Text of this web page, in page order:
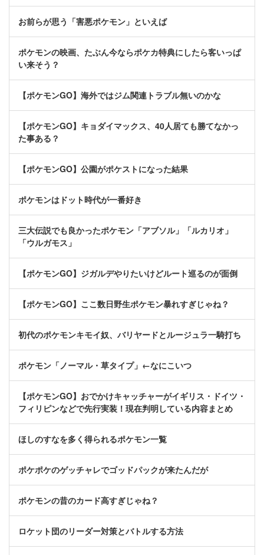
お前らが思う「害悪ポケモン」といえば
ポケモンの映画、たぶん今ならポケカ特典にしたら客いっぱ
い来そう？
【ポケモンGO】海外ではジム関連トラブル無いのかな
【ポケモンGO】キョダイマックス、40人居ても勝てなかっ
た事ある？
【ポケモンGO】公園がポケストになった結果
ポケモンはドット時代が一番好き
三大伝説でも良かったポケモン「アブソル」「ルカリオ」
「ウルガモス」
【ポケモンGO】ジガルデやりたいけどルート巡るのが面倒
【ポケモンGO】ここ数日野生ポケモン暴れすぎじゃね？
初代のポケモンキモイ奴、バリヤードとルージュラ一騎打ち
ポケモン「ノーマル・草タイプ」←なにこいつ
【ポケモンGO】おでかけキャッチャーがイギリス・ドイツ・
フィリピンなどで先行実装！現在判明している内容まとめ
ほしのすなを多く得られるポケモン一覧
ポケポケのゲッチャレでゴッドパックが来たんだが
ポケモンの昔のカード高すぎじゃね？
ロケット団のリーダー対策とバトルする方法